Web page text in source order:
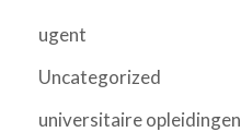
ugent
Uncategorized
universitaire opleidingen